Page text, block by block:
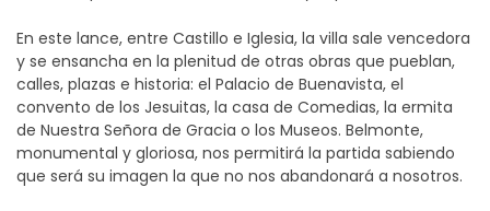
En este lance, entre Castillo e Iglesia, la villa sale vencedora
y se ensancha en la plenitud de otras obras que pueblan,
calles, plazas e historia: el Palacio de Buenavista, el
convento de los Jesuitas, la casa de Comedias, la ermita
de Nuestra Señora de Gracia o los Museos. Belmonte,
monumental y gloriosa, nos permitirá la partida sabiendo
que será su imagen la que no nos abandonará a nosotros.